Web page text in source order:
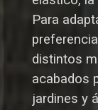
Para
distintos
acabados
jardines y